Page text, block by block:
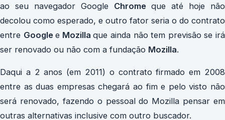
ao seu navegador Google Chrome que até hoje não
decolou como esperado, e outro fator seria o do contrato
entre Googlee Mozillaque ainda não tem previsão se irá
ser renovado ou não com a fundação Mozilla.
Daqui a 2 anos (em 2011) o contrato firmado em 2008
entre as duas empresas chegará ao fim e pelo visto não
será renovado, fazendo o pessoal do Mozilla pensar em
outras alternativas inclusive com outro buscador.